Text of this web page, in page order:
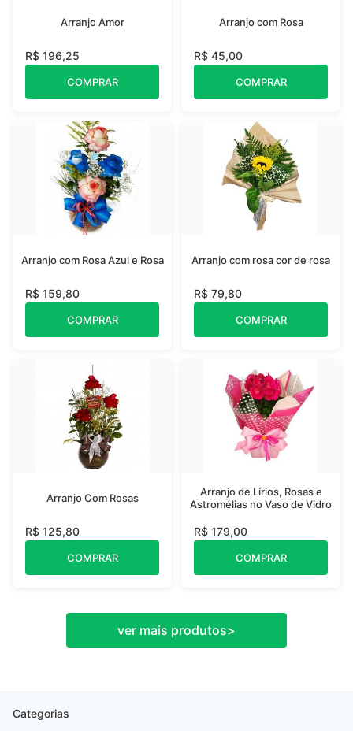
Arranjo Amor
R$ 196,25
COMPRAR
Arranjo com Rosa
R$ 45,00
COMPRAR
Arranjo com Rosa Azul e Rosa
R$ 159,80
COMPRAR
Arranjo com rosa cor de rosa
R$ 79,80
COMPRAR
Arranjo Com Rosas
R$ 125,80
COMPRAR
Arranjo de Lírios, Rosas e
Astromélias no Vaso de Vidro
R$ 179,00
COMPRAR
ver mais produtos>
Categorias